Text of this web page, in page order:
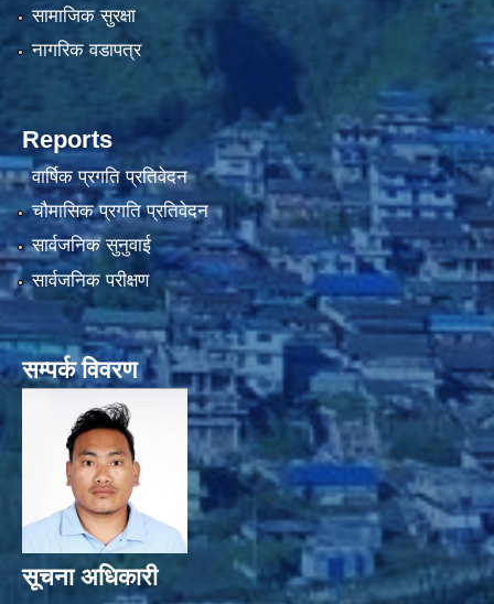
सामाजिक सुरक्षा
नागरिक वडापत्र
Reports
वार्षिक प्रगति प्रतिवेदन
चौमासिक प्रगति प्रतिवेदन
सार्वजनिक सुनुवाई
सार्वजनिक परीक्षण
सम्पर्क विवरण
सूचना अधिकारी